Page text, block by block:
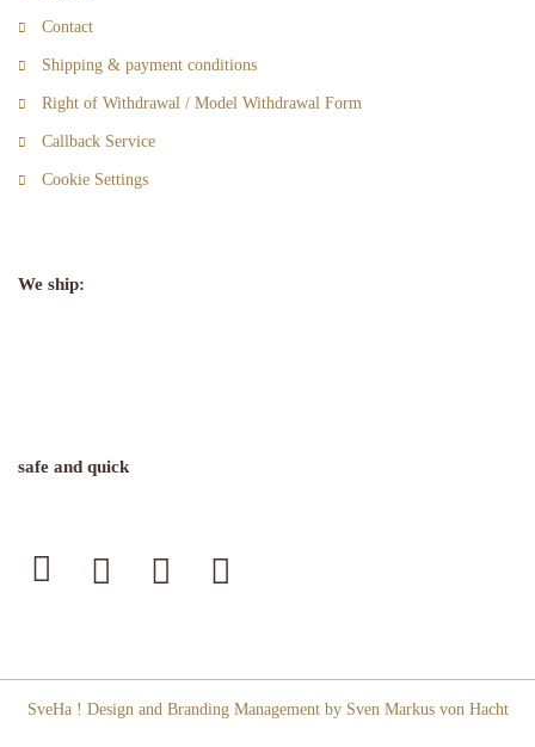
Contact
Shipping & payment conditions
Right of Withdrawal / Model Withdrawal Form
Callback Service
Cookie Settings
We ship:
safe and quick
SveHa ! Design and Branding Management by Sven Markus von Hacht